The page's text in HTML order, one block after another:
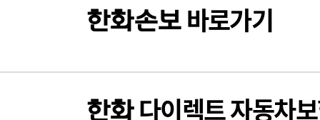
한화손보바로가기
한화다이렉트 자동차